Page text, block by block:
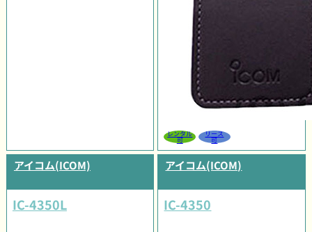
レンタル
可
リース
可
アイコム(ICOM)
IC-4350L
アイコム(ICOM)
IC-4350